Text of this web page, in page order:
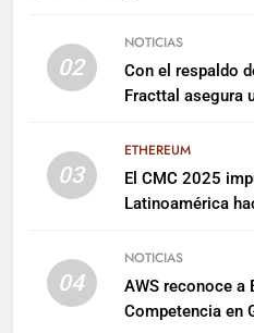
02
NOTICIAS
Con el respaldo
Fracttal asegura
03
ETHEREUM
El CMC 2025
Latinoamérica
04
NOTICIAS
AWS reconoce a
Competencia en